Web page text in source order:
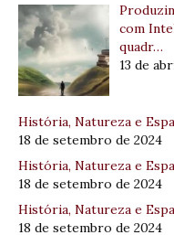
com
quadr…
13 de
História, Natureza e
18 de setembro de 2024
História, Natureza e
18 de setembro de 2024
História, Natureza e
18 de setembro de 2024